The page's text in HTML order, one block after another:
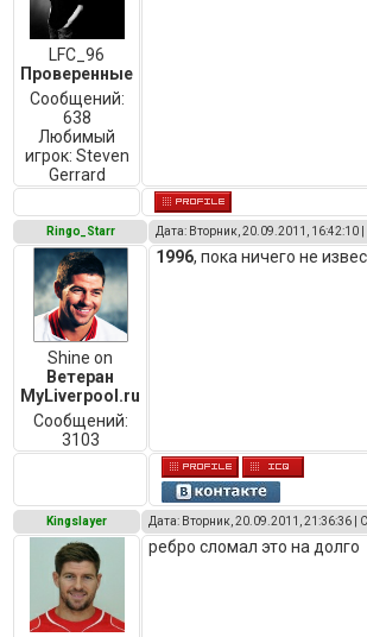
LFC_96
Проверенные
Сообщений:
638
Любимый
игрок: Steven
Gerrard
Ringo_Starr Дата: Вторник, 20.09.2011, 16:42:10
Shine on
Ветеран
MyLiverpool.ru
Сообщений:
3103
1996, пока ничего не
Kingslayer Дата: Вторник, 20.09.2011, 21:36:36 |
ребро сломал это на долго